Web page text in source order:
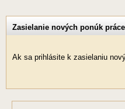
Zasielanie nových ponúk
Ak sa prihlásite k zasielaniu